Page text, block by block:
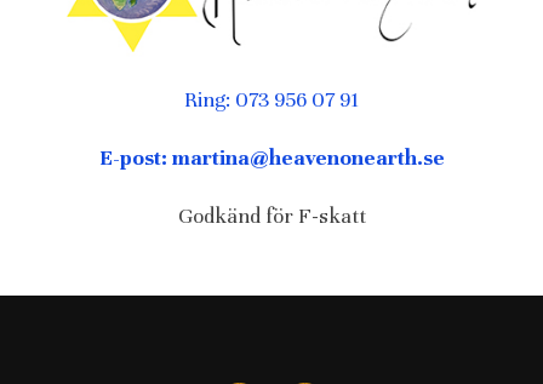
Ring: 073 956 07 91
E-post: martina@heavenonearth.se
Godkänd för F-skatt